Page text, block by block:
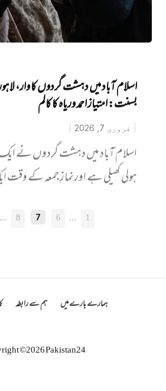
اسلام آباد میں دہشت گردوں کا وار،
بسنت: امتیاز احمد وریاہ کا کالم
فروری 7, 2026
اسلام آباد میں دہشت گردوں نے ایک
ہولی کھیلی ہے اورنمازِ جمعہ کے
1
…
6
7
8
…
ہمارے بارے میں ہم سے رابطہ
©2026 Pakistan24